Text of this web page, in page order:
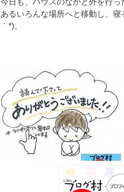
今日も、ハウスのなかと外を行
あるいろんな場所へと移動し、
｀*)。